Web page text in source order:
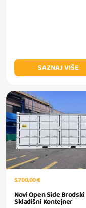
SAZNAJ VIŠE
5.700,00 €
Novi Open Side Brodski
Skladišni Kontejner